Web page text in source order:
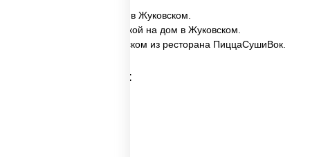
✅ Ассорти Трио заказать в Жуковском.
✅ Ассорти Трио с доставкой на дом в Жуковском.
✅ Ассорти Трио в Жуковском из ресторана ПиццаСушиВок.
Категории товара: